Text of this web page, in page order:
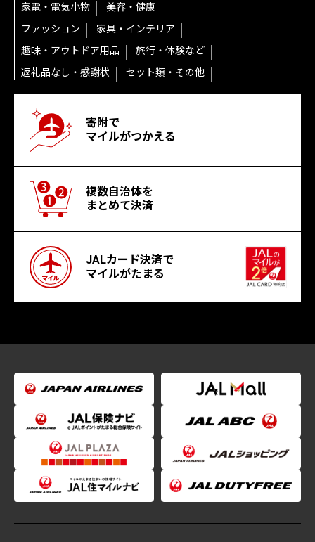
家電・電気小物
美容・健康
ファッション
家具・インテリア
趣味・アウトドア用品
旅行・体験など
返礼品なし・感謝状
セット類・その他
寄附で
マイルがつかえる
複数自治体を
まとめて決済
JALカード決済で
マイルがたまる